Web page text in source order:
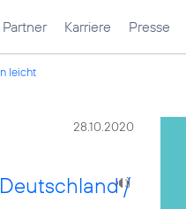
Partner Karriere Presse
leicht
28.10.2020
/